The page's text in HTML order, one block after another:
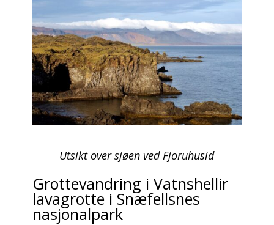
Utsikt over sjøen ved Fjoruhusid
Grottevandring i Vatnshellir
lavagrotte i Snæfellsnes
nasjonalpark